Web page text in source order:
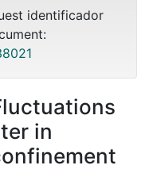
identificador
in